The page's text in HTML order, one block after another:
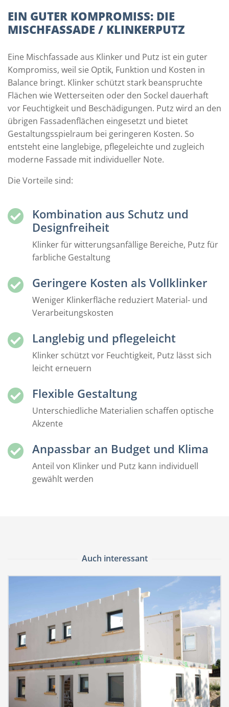
EIN GUTER KOMPROMISS: DIE
MISCHFASSADE / KLINKERPUTZ
Eine Mischfassade aus Klinker und Putz ist ein guter
Kompromiss, weil sie Optik, Funktion und Kosten in
Balance bringt. Klinker schützt stark beanspruchte
Flächen wie Wetterseiten oder den Sockel dauerhaft
vor Feuchtigkeit und Beschädigungen. Putz wird an den
übrigen Fassadenflächen eingesetzt und bietet
Gestaltungsspielraum bei geringeren Kosten. So
entsteht eine langlebige, pflegeleichte und zugleich
moderne Fassade mit individueller Note.
Die Vorteile sind:
Kombination aus Schutz und
Designfreiheit
Klinker für witterungsanfällige Bereiche, Putz für
farbliche Gestaltung
Geringere Kosten als Vollklinker
Weniger Klinkerfläche reduziert Material- und
Verarbeitungskosten
Langlebig und pflegeleicht
Klinker schützt vor Feuchtigkeit, Putz lässt sich
leicht erneuern
Flexible Gestaltung
Unterschiedliche Materialien schaffen optische
Akzente
Anpassbar an Budget und Klima
Anteil von Klinker und Putz kann individuell
gewählt werden
Auch interessant